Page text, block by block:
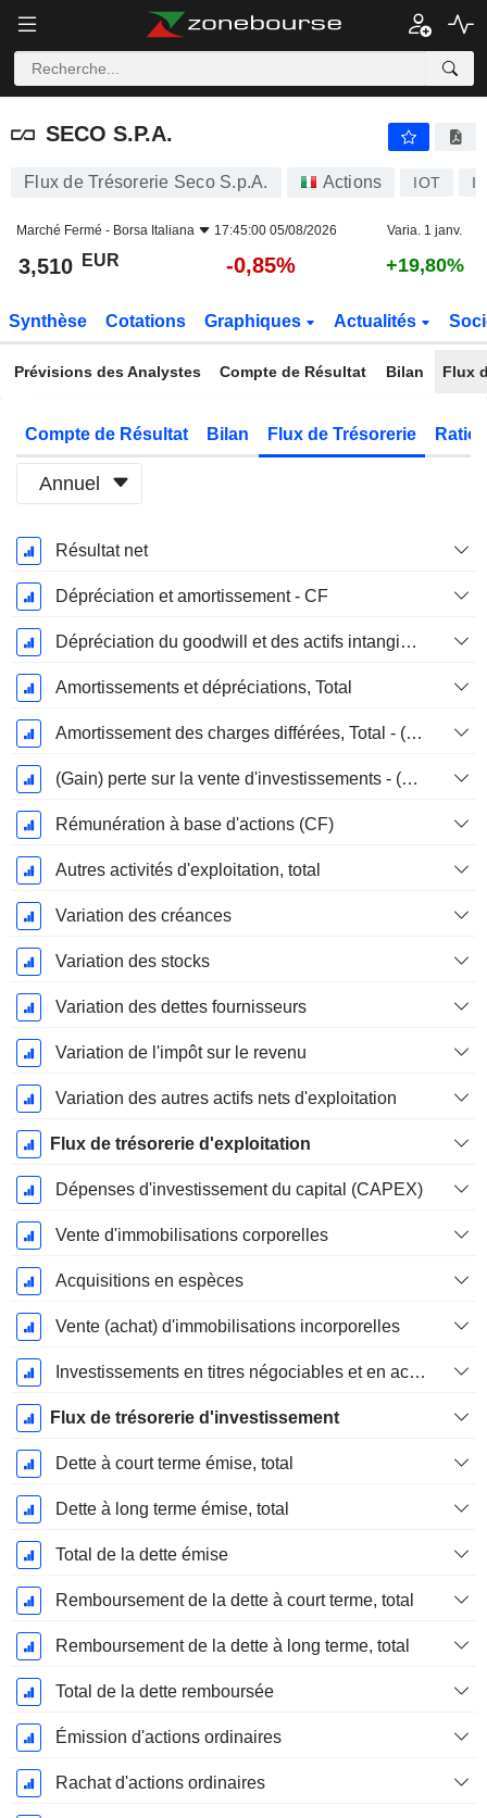
SECO S.P.A.
SECO S.P.A.
Flux de Trésorerie Seco S.p.A. Actions IOT
Marché Fermé - Borsa Italiana 17:45:00 05/08/2026 Varia. 1 janv.
3,510 EUR -0,85% +19,80%
Synthèse Cotations Graphiques Actualités
Prévisions des Analystes Compte de Résultat Bilan Flux
Compte de Résultat Bilan Flux de Trésorerie
Annuel
Période
Fiscale:
Décembre
Résultat net
Dépréciation et amortissement - CF
Dépréciation du goodwill et des actifs intangibles
Amortissements et dépréciations, Total
Amortissement des charges différées, Total - (CF)
(Gain) perte sur la vente d'investissements - (CF)
Rémunération à base d'actions (CF)
Autres activités d'exploitation, total
Variation des créances
Variation des stocks
Variation des dettes fournisseurs
Variation de l'impôt sur le revenu
Variation des autres actifs nets d'exploitation
Flux de trésorerie d'exploitation
Dépenses d'investissement du capital (CAPEX)
Vente d'immobilisations corporelles
Acquisitions en espèces
Vente (achat) d'immobilisations incorporelles
Investissements en titres négociables et en actions, total
Flux de trésorerie d'investissement
Dette à court terme émise, total
Dette à long terme émise, total
Total de la dette émise
Remboursement de la dette à court terme, total
Remboursement de la dette à long terme, total
Total de la dette remboursée
Émission d'actions ordinaires
Rachat d'actions ordinaires